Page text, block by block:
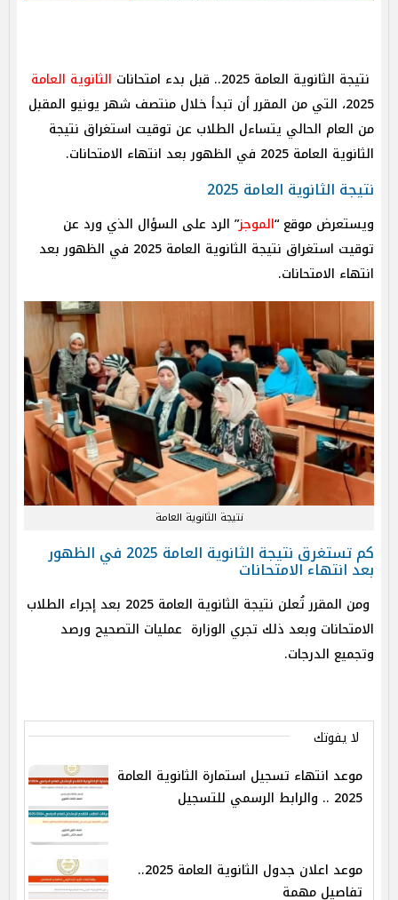
نتيجة الثانوية العامة 2025.. قبل بدء امتحانات
الثانوية العامة
2025، التي من المقرر أن تبدأ خلال منتصف شهر يونيو المقبل
من العام الحالي يتساءل الطلاب عن توقيت استغراق نتيجة
الثانوية العامة 2025 في الظهور بعد انتهاء الامتحانات.
نتيجة الثانوية العامة 2025
ويستعرض موقع “الموجز” الرد على السؤال الذي ورد عن
توقيت استغراق نتيجة الثانوية العامة 2025 في الظهور بعد
انتهاء الامتحانات.
نتيجة الثانوية العامة
كم تستغرق نتيجة الثانوية العامة 2025 في الظهور
بعد انتهاء الامتحانات
ومن المقرر تُعلن نتيجة الثانوية العامة 2025 بعد إجراء الطلاب
الامتحانات وبعد ذلك تجري الوزارة عمليات التصحيح ورصد
وتجميع الدرجات.
لا يفوتك
موعد انتهاء تسجيل استمارة الثانوية العامة
2025 .. والرابط الرسمي للتسجيل
موعد اعلان جدول الثانوية العامة 2025..
تفاصيل مهمة